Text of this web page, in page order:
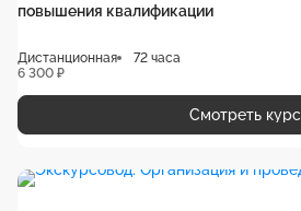
повышения квалификации
Дистанционная
72 часа
6 300 ₽
Смотреть курс